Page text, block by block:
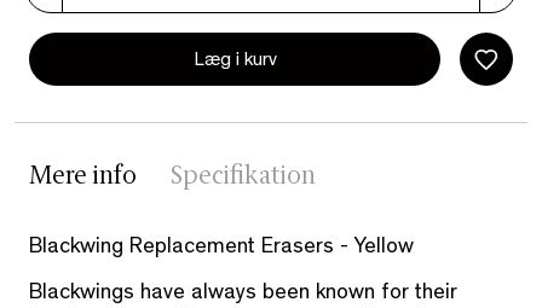
Læg i kurv
Mere info Specifikation
Blackwing Replacement Erasers - Yellow
Blackwings have always been known for their